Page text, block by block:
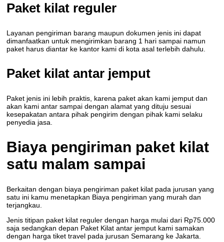
Paket kilat reguler
Layanan pengiriman barang maupun dokumen jenis ini dapat
dimanfaatkan untuk mengirimkan barang 1 hari sampai namun
paket harus diantar ke kantor kami di kota asal terlebih dahulu.
Paket kilat antar jemput
Paket jenis ini lebih praktis, karena paket akan kami jemput dan
akan kami antar sampai dengan alamat yang dituju sesuai
kesepakatan antara pihak pengirim dengan pihak kami selaku
penyedia jasa.
Biaya pengiriman paket kilat
satu malam sampai
Berkaitan dengan biaya pengiriman paket kilat pada jurusan yang
satu ini kamu menetapkan Biaya pengiriman yang murah dan
terjangkau.
Jenis titipan paket kilat reguler dengan harga mulai dari Rp75.000
saja sedangkan depan Paket Kilat antar jemput kami samakan
dengan harga tiket travel pada jurusan Semarang ke Jakarta.